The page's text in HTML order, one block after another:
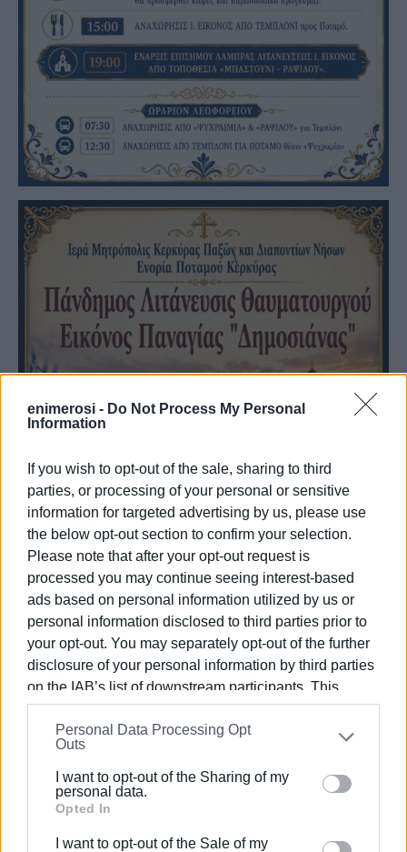
enimerosi - Do Not Process My Personal
Information
If you wish to opt-out of the sale, sharing to third
parties, or processing of your personal or sensitive
information for targeted advertising by us, please use
the below opt-out section to confirm your selection.
Please note that after your opt-out request is
processed you may continue seeing interest-based
ads based on personal information utilized by us or
personal information disclosed to third parties prior to
your opt-out. You may separately opt-out of the further
disclosure of your personal information by third parties
on the IAB’s list of downstream participants. This
information may also be disclosed by us to third parties
on theIAB’s List of Downstream Participants
that may
further disclose it to other third parties.
Please note that this website/app uses one or more
Google services and may gather and store information
Personal Data Processing Opt
Outs
I want to opt-out of the Sharing of my
personal data.
Opted In
I want to opt-out of the Sale of my
Εμφανίσεις: 1208